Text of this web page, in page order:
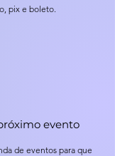
pix e boleto.
evento
de eventos para que